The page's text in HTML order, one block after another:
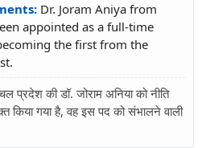
Dr. Joram Aniya from
appointed as a full-time
the first from the
प्रदेश की डॉ. जोराम अनिया को नीति
किया गया है, वह इस पद को संभालने वाली